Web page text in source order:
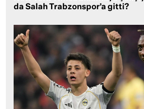
da Salah Trabzonspor’a gitti?